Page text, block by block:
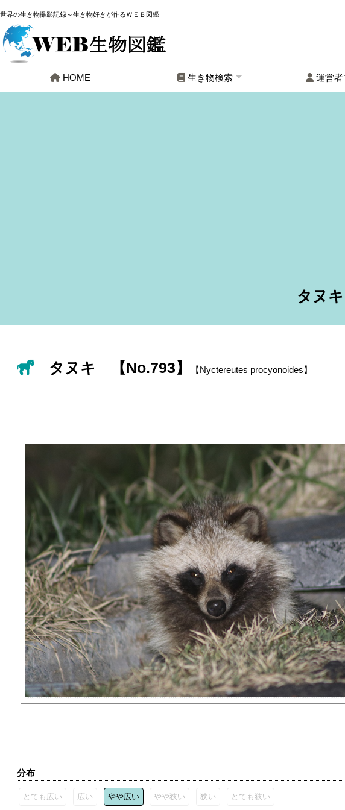
世界の生き物撮影記録～生き物好きが作るＷＥＢ図鑑
HOME 生き物検索 運営
タヌ
タヌキ 【No.793】 【Nyctereutes procyonoides】
分布
とても広い 広い やや広い やや狭い 狭い とても狭い